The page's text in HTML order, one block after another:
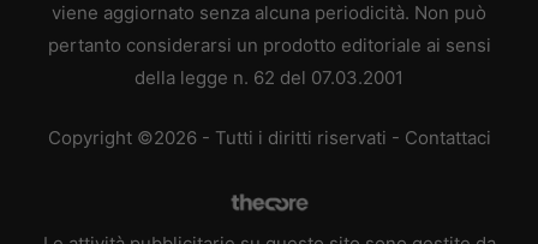
viene aggiornato senza alcuna periodicità. Non può
pertanto considerarsi un prodotto editoriale ai sensi
della legge n. 62 del 07.03.2001
Copyright ©2026 - Tutti i diritti riservati - Contattaci